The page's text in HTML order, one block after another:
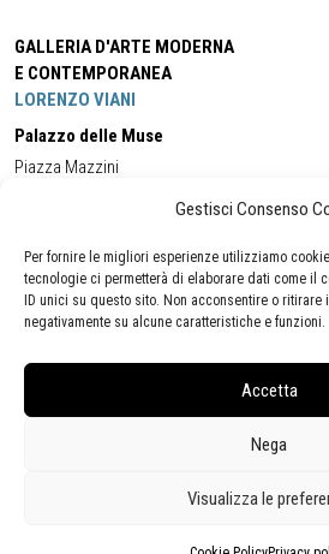
Gestisci Consenso
Per fornire le migliori esperienze utilizziamo
tecnologie ci permetterà di elaborare dati come il
ID unici su questo sito. Non acconsentire o
negativamente su alcune caratteristiche e funzioni.
Accetta
Nega
Visualizza le
GALLERIA D'ARTE MODERNA
E CONTEMPORANEA
LORENZO VIANI
Palazzo delle Muse
Piazza Mazzini
Cell:+39 338 5714978
Tel:
+39 0584 944580
(orario 09.00/13.00)
Email:gamc@comune.viareggio.lu.it
Segnalazione di inaccessibilità